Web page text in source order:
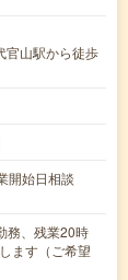
官山駅から徒歩
開始日相談
務、残業20時
ます（ご希望